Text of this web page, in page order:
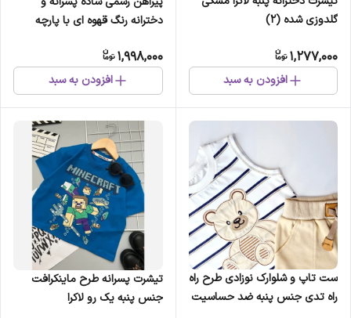
گلدوزی شده (2)
1,277,000
افزودن به سبد
دخترانه رنگ قهوه ای با پارچه
1,998,000
افزودن به سبد
ست تاپ و شلوارک نوزادی طرح راه
راه تدی جنس پنبه ضد حساسیت
تیشرت پسرانه طرح ماینکرافت
جنس پنبه یک رو لاکرا